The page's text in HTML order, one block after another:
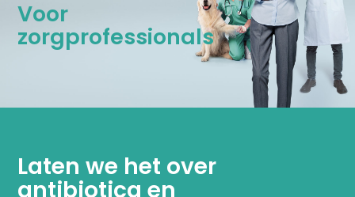
Voor
zorgprofessionals
Laten we het over
antibiotica en